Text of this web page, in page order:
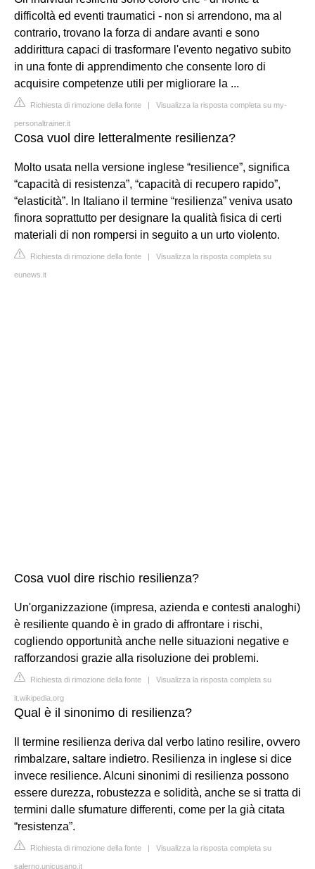
difficoltà ed eventi traumatici - non si arrendono, ma al
contrario, trovano la forza di andare avanti e sono
addirittura capaci di trasformare l'evento negativo subito
in una fonte di apprendimento che consente loro di
acquisire competenze utili per migliorare la ...
Richiesta di rimozione della fonte | Visualizza la risposta completa su my-
personaltrainer.it
Cosa vuol dire letteralmente resilienza?
Molto usata nella versione inglese “resilience”, significa
“capacità di resistenza”, “capacità di recupero rapido”,
“elasticità”. In Italiano il termine “resilienza” veniva usato
finora soprattutto per designare la qualità fisica di certi
materiali di non rompersi in seguito a un urto violento.
Richiesta di rimozione della fonte | Visualizza la risposta completa su
eunews.it
Cosa vuol dire rischio resilienza?
Un'organizzazione (impresa, azienda e contesti analoghi)
è resiliente quando è in grado di affrontare i rischi,
cogliendo opportunità anche nelle situazioni negative e
rafforzandosi grazie alla risoluzione dei problemi.
Richiesta di rimozione della fonte | Visualizza la risposta completa su
it.wikipedia.org
Qual è il sinonimo di resilienza?
Il termine resilienza deriva dal verbo latino resilire, ovvero
rimbalzare, saltare indietro. Resilienza in inglese si dice
invece resilience. Alcuni sinonimi di resilienza possono
essere durezza, robustezza e solidità, anche se si tratta di
termini dalle sfumature differenti, come per la già citata
“resistenza”.
Richiesta di rimozione della fonte | Visualizza la risposta completa su
salerno.unicusano.it